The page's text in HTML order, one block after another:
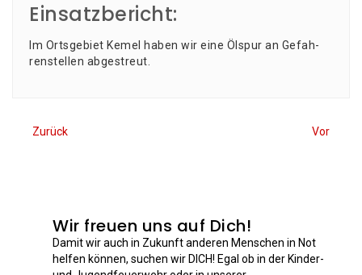
Einsatzbericht:
Im Orts­ge­biet Kemel haben wir eine Ölspur an Gefah­
ren­stel­len abgestreut.
Zurück Vor
Wir freuen uns auf Dich!
Damit wir auch in Zukunft anderen Menschen in Not
helfen können, suchen wir DICH! Egal ob in der Kinder-